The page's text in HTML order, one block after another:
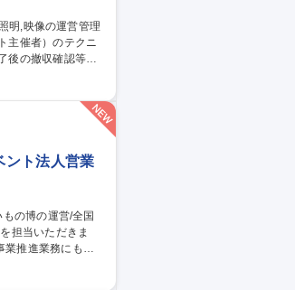
主催者）のテクニ
後の撤収確認等。
算などのヒアリ
います) ※きめ細や
ント法人営業
業推進業務にも携